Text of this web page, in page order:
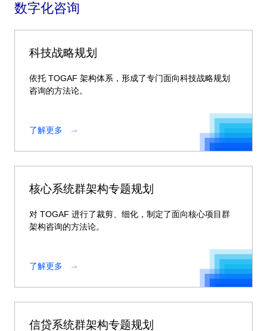
数字化咨询
科技战略规划
依托 TOGAF 架构体系，形成了专门面向科技战略规划
咨询的方法论。
了解更多
核心系统群架构专题规划
对 TOGAF 进行了裁剪、细化，制定了面向核心项目群
架构咨询的方法论。
了解更多
信贷系统群架构专题规划